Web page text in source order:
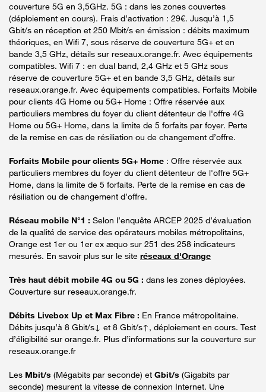
couverture 5G en 3,5GHz. 5G : dans les zones couvertes
(déploiement en cours). Frais d’activation : 29€. Jusqu’à 1,5
Gbit/s en réception et 250 Mbit/s en émission : débits maximum
théoriques, en Wifi 7, sous réserve de couverture 5G+ et en
bande 3,5 GHz, détails sur reseaux.orange.fr. Avec équipements
compatibles. Wifi 7 : en dual band, 2,4 GHz et 5 GHz sous
réserve de couverture 5G+ et en bande 3,5 GHz, détails sur
reseaux.orange.fr. Avec équipements compatibles. Forfaits Mobile
pour clients 4G Home ou 5G+ Home : Offre réservée aux
particuliers membres du foyer du client détenteur de l'offre 4G
Home ou 5G+ Home, dans la limite de 5 forfaits par foyer. Perte
de la remise en cas de résiliation ou de changement d’offre.
Forfaits Mobile pour clients 5G+ Home : Offre réservée aux
particuliers membres du foyer du client détenteur de l'offre 5G+
Home, dans la limite de 5 forfaits. Perte de la remise en cas de
résiliation ou de changement d’offre.
Réseau mobile N°1 : Selon l’enquête ARCEP 2025 d’évaluation
de la qualité de service des opérateurs mobiles métropolitains,
Orange est 1er ou 1er ex æquo sur 251 des 258 indicateurs
mesurés. En savoir plus sur le site réseaux d'Orange
Très haut débit mobile 4G ou 5G : dans les zones déployées.
Couverture sur reseaux.orange.fr.
Débits Livebox Up et Max Fibre : En France métropolitaine.
Débits jusqu’à 8 Gbit/s↓ et 8 Gbit/s↑, déploiement en cours. Test
d’éligibilité sur orange.fr. Plus d’informations sur la couverture sur
reseaux.orange.fr
Les Mbit/s (Mégabits par seconde) et Gbit/s (Gigabits par
seconde) mesurent la vitesse de connexion Internet. Une